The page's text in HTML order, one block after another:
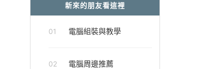
新來的朋友看這裡
01 電腦組裝與教學
02 電腦周邊推薦